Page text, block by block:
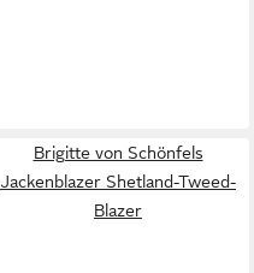
Brigitte von Schönfels
Jackenblazer Shetland-Tweed-
Blazer